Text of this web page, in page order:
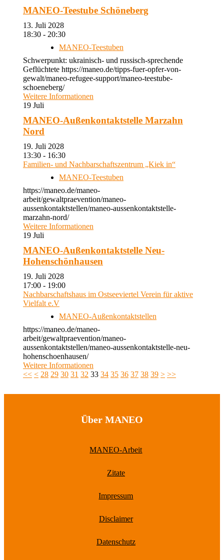
MANEO-Teestube Schöneberg
13. Juli 2028
18:30 - 20:30
MANEO-Teestuben
Schwerpunkt: ukrainisch- und russisch-sprechende
Geflüchtete https://maneo.de/tipps-fuer-opfer-von-
gewalt/maneo-refugee-support/maneo-teestube-
schoeneberg/
Weitere Informationen
19 Juli
MANEO-Außenkontaktstelle Marzahn
Nord
19. Juli 2028
13:30 - 16:30
Familien- und Nachbarschaftszentrum „Kiek in“
MANEO-Teestuben
https://maneo.de/maneo-
arbeit/gewaltpraevention/maneo-
aussenkontaktstellen/maneo-aussenkontaktstelle-
marzahn-nord/
Weitere Informationen
19 Juli
MANEO-Außenkontaktstelle Neu-
Hohenschönhausen
19. Juli 2028
17:00 - 19:00
Nachbarschaftshaus im Ostseeviertel Verein für aktive
Vielfalt e.V
MANEO-Außenkontaktstellen
https://maneo.de/maneo-
arbeit/gewaltpraevention/maneo-
aussenkontaktstellen/maneo-aussenkontaktstelle-neu-
hohenschoenhausen/
Weitere Informationen
<< < 28 29 30 31 32 33 34 35 36 37 38 39 > >>
Über MANEO
MANEO-Arbeit
Zitate
Impressum
Disclaimer
Datenschutz